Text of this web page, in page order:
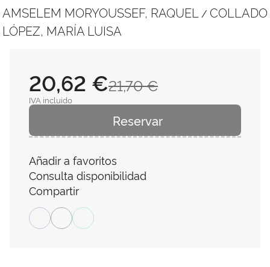
AMSELEM MORYOUSSEF, RAQUEL / COLLADO
LÓPEZ, MARÍA LUISA
21,70 €
20,62 €
IVA incluido
Reservar
Añadir a favoritos
Consulta disponibilidad
Compartir